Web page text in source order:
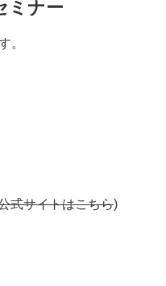
ミナー
。
式サイトはこちら)